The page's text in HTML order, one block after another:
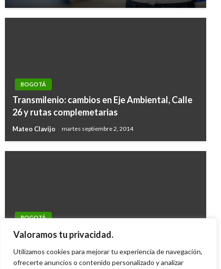
Valoramos tu privacidad.
Utilizamos cookies para mejorar tu experiencia de navegación,
ofrecerte anuncios o contenido personalizado y analizar
BOGOTÁ
Transmilenio: cambios en Eje Ambiental, Calle
26 y rutas complemetarias
Mateo Clavijo martes septiembre 2, 2014
BOGOTÁ
Cerrado el Portal Suba por protesta de padres
Iván Briceño martes diciembre 4, 2012